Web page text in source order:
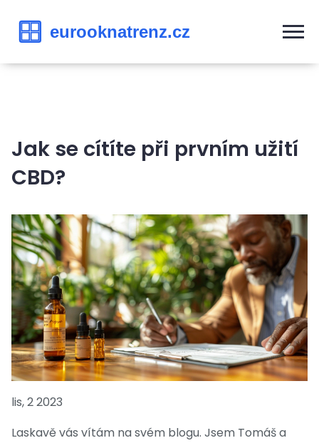
Jak se cítíte při prvním užití
CBD?
lis, 2 2023
Laskavě vás vítám na svém blogu. Jsem Tomáš a